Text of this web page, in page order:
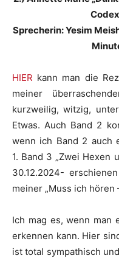
Sprecherin: Yesim
HIER kann man die
meiner
kurzweilig, witzig,
Etwas. Auch Band 2
wenn ich Band 2 auch
1. Band 3 „Zwei Hexen
30.12.2024-
meiner „Muss ich hören
Ich mag es, wenn man
erkennen kann. Hier
ist total sympathisch